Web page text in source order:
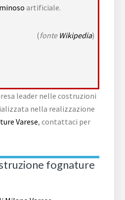
artificiale.
(fonte Wikipedia)
leader nelle costruzioni
nella realizzazione
Varese, contattaci per
fognature